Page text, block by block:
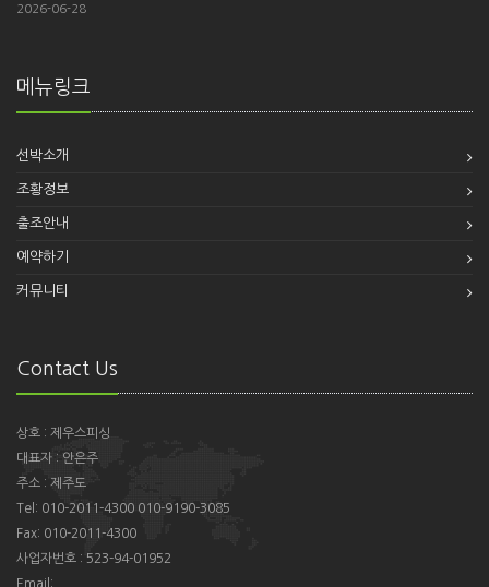
2026-06-28
메뉴링크
선박소개
조황정보
출조안내
예약하기
커뮤니티
Contact Us
상호 : 제우스피싱
대표자 : 안은주
주소 : 제주도
Tel: 010-2011-4300 010-9190-3085
Fax: 010-2011-4300
사업자번호 : 523-94-01952
Email: